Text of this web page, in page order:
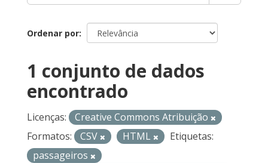
Ordenar por
1 conjunto de dados
encontrado
Licenças:
Creative Commons Atribuição
Formatos:
CSV HTML
Etiquetas:
passageiros